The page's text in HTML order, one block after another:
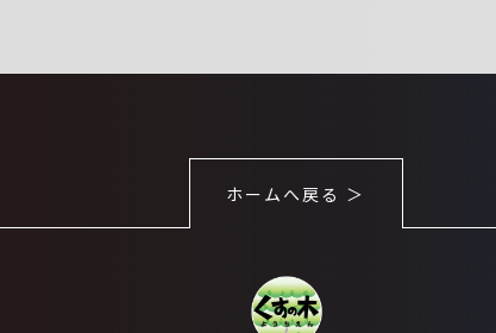
ホームへ戻る ＞